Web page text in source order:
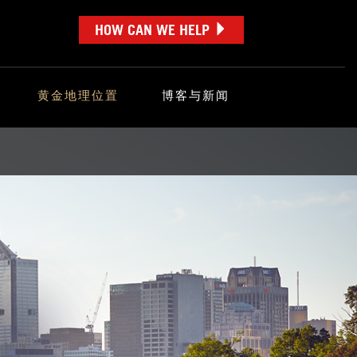
HOW CAN WE HELP
黄金地理位置 博客与新闻